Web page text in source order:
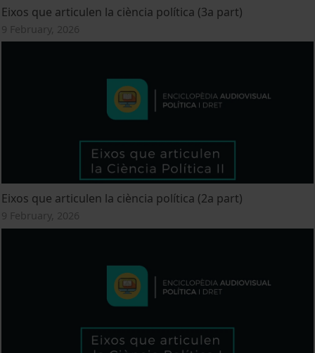
Eixos que articulen la ciència política (3a part)
9 February, 2026
Eixos que articulen la ciència política (2a part)
9 February, 2026